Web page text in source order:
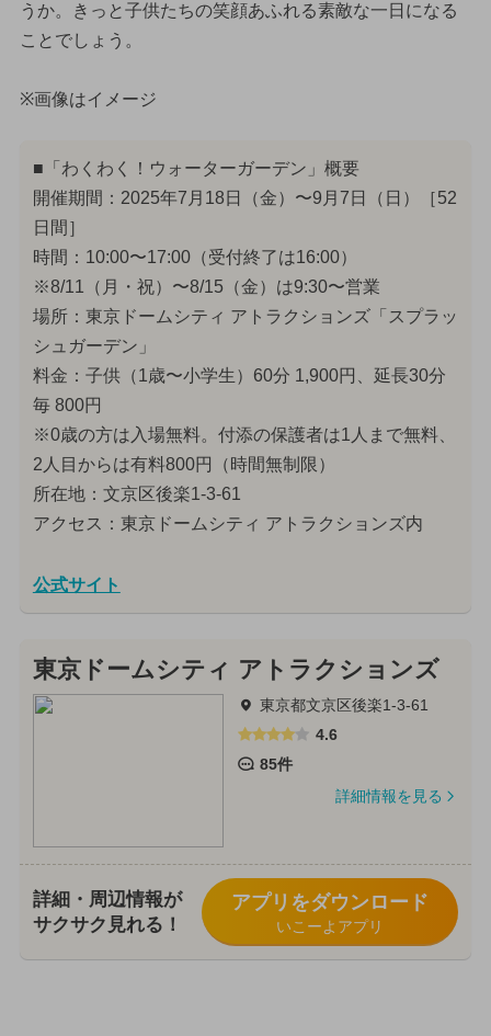
うか。きっと子供たちの笑顔あふれる素敵な一日になる
ことでしょう。
※画像はイメージ
■「わくわく！ウォーターガーデン」概要
開催期間：2025年7月18日（金）〜9月7日（日）［52
日間］
時間：10:00〜17:00（受付終了は16:00）
※8/11（月・祝）〜8/15（金）は9:30〜営業
場所：東京ドームシティ アトラクションズ「スプラッ
シュガーデン」
料金：子供（1歳〜小学生）60分 1,900円、延長30分
毎 800円
※0歳の方は入場無料。付添の保護者は1人まで無料、
2人目からは有料800円（時間無制限）
所在地：文京区後楽1-3-61
アクセス：東京ドームシティ アトラクションズ内
公式サイト
東京ドームシティ アトラクションズ
東京都文京区後楽1-3-61
4.6
85件
詳細情報を見る
詳細・周辺情報が
サクサク見れる！
アプリをダウンロード
いこーよアプリ